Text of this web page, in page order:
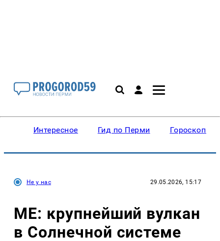
Интересное Гид по Перми Гороскопы
Не у нас 29.05.2026, 15:17
ME: крупнейший вулкан
в Солнечной системе